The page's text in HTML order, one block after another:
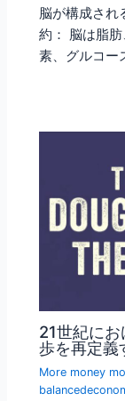
脳が構成され
約： 脳は脂
素、グルコー
21世紀に
歩を再定義
More money